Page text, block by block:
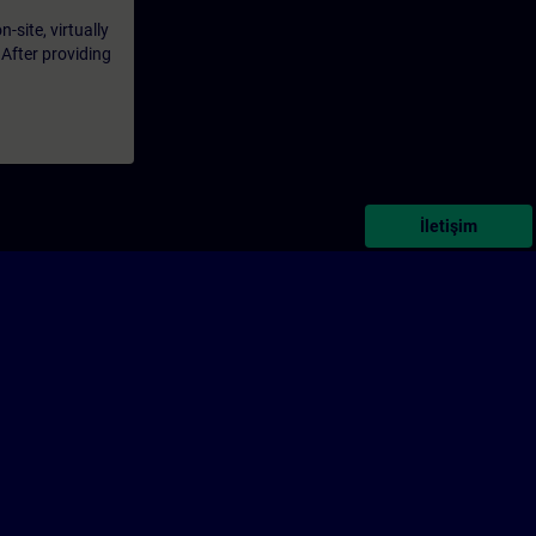
site, virtually
providing
İletişim